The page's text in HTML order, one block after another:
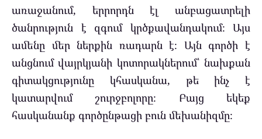
առաջանում, երրորդն էլ անբացատրելի
ծանրություն է զգում կրծքավանդակում։ Այս
ամենը մեր ներքին ռադարն է։ Այն գործի է
անցնում վայրկյանի կոտորակներում՝ նախքան
գիտակցությունը կհասկանա, թե ինչ է
կատարվում շուրջբոլորը։ Բայց եկեք
հասկանանք գործընթացի բուն մեխանիզմը։